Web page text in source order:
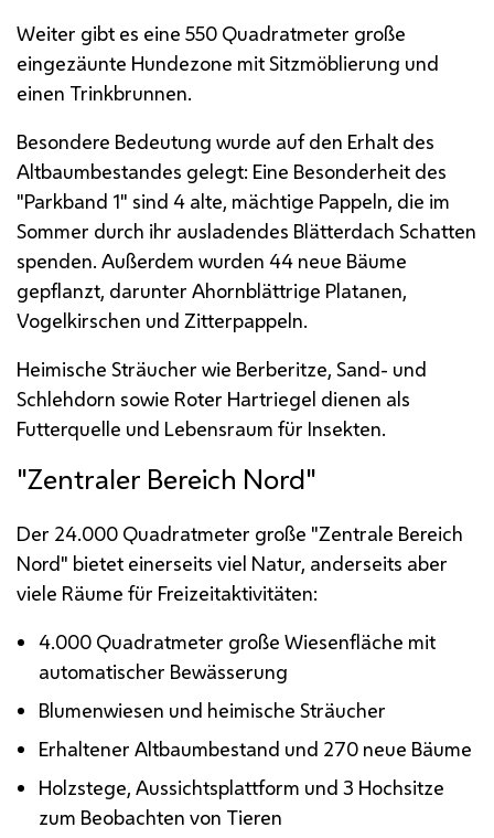
Weiter gibt es eine 550 Quadratmeter große
eingezäunte Hundezone mit Sitzmöblierung und
einen Trinkbrunnen.
Besondere Bedeutung wurde auf den Erhalt des
Altbaumbestandes gelegt: Eine Besonderheit des
"Parkband 1" sind 4 alte, mächtige Pappeln, die im
Sommer durch ihr ausladendes Blätterdach Schatten
spenden. Außerdem wurden 44 neue Bäume
gepflanzt, darunter Ahornblättrige Platanen,
Vogelkirschen und Zitterpappeln.
Heimische Sträucher wie Berberitze, Sand- und
Schlehdorn sowie Roter Hartriegel dienen als
Futterquelle und Lebensraum für Insekten.
"Zentraler Bereich Nord"
Der 24.000 Quadratmeter große "Zentrale Bereich
Nord" bietet einerseits viel Natur, anderseits aber
viele Räume für Freizeitaktivitäten:
4.000 Quadratmeter große Wiesenfläche mit
automatischer Bewässerung
Blumenwiesen und heimische Sträucher
Erhaltener Altbaumbestand und 270 neue Bäume
Holzstege, Aussichtsplattform und 3 Hochsitze
zum Beobachten von Tieren